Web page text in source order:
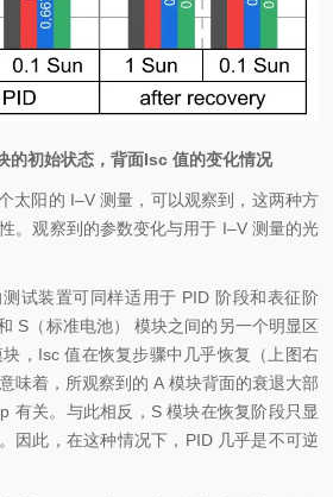
初始状态，背面Isc 值的变化情况
的 I–V 测量，可以观察到，这两种方
。观察到的参数变化与用于 I–V 测量的光
装置可同样适用于 PID 阶段和表征阶
和 S（标准电池） 模块之间的另一个明显区
，Isc 值在恢复步骤中几乎恢复（上图右
味着，所观察到的 A 模块背面的衰退大部
有关。与此相反，S 模块在恢复阶段只显
因此，在这种情况下，PID 几乎是不可逆